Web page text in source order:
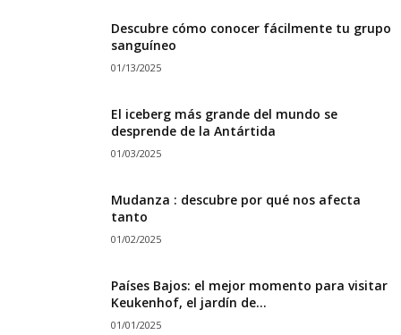
Descubre cómo conocer fácilmente tu grupo
sanguíneo
01/13/2025
El iceberg más grande del mundo se
desprende de la Antártida
01/03/2025
Mudanza : descubre por qué nos afecta
tanto
01/02/2025
Países Bajos: el mejor momento para visitar
Keukenhof, el jardín de...
01/01/2025